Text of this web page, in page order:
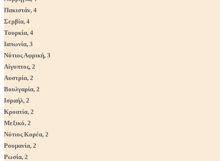
Πακιστάν, 4
Σερβία, 4
Τουρκία, 4
Ιαπωνία, 3
Νότιος Αφρική, 3
Αίγυπτος, 2
Αυστρία, 2
Βουλγαρία, 2
Ισραήλ, 2
Κροατία, 2
Μεξικό, 2
Nότιος Κορέα, 2
Ρουμανία, 2
Ρωσία, 2